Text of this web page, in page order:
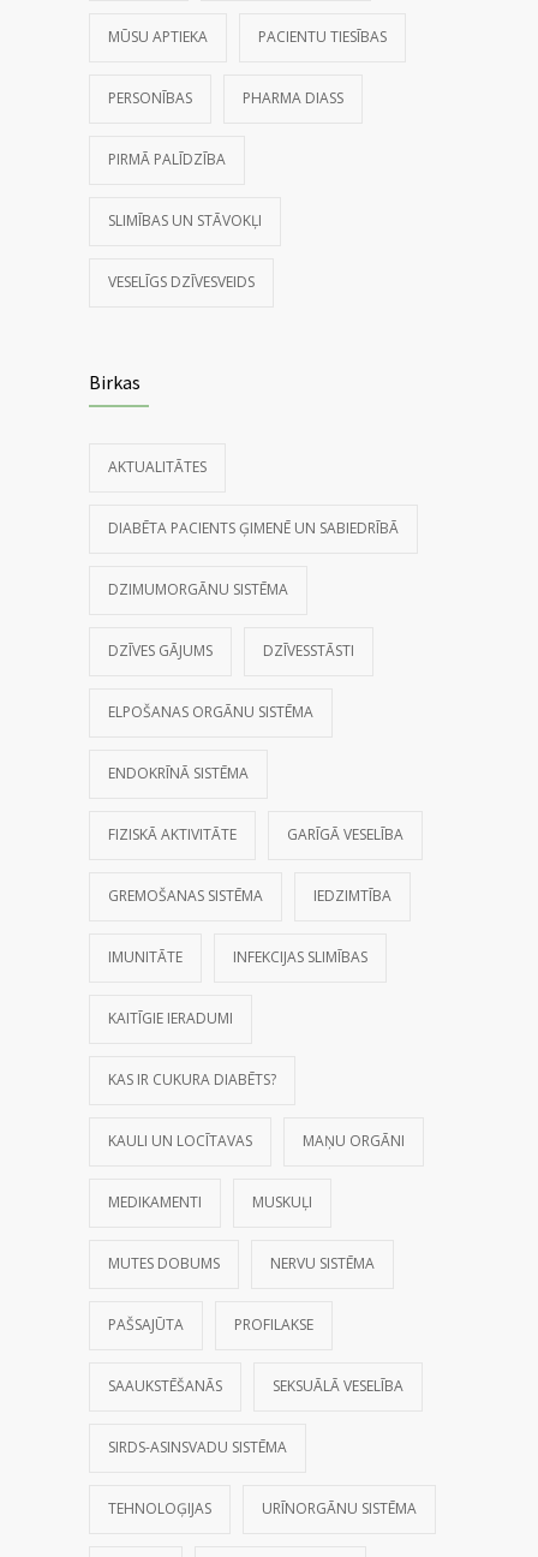
MŪSU APTIEKA PACIENTU TIESĪBAS
PERSONĪBAS PHARMA DIASS
PIRMĀ PALĪDZĪBA
SLIMĪBAS UN STĀVOKĻI
VESELĪGS DZĪVESVEIDS
Birkas
AKTUALITĀTES
DIABĒTA PACIENTS ĢIMENĒ UN SABIEDRĪBĀ
DZIMUMORGĀNU SISTĒMA
DZĪVES GĀJUMS DZĪVESSTĀSTI
ELPOŠANAS ORGĀNU SISTĒMA
ENDOKRĪNĀ SISTĒMA
FIZISKĀ AKTIVITĀTE GARĪGĀ VESELĪBA
GREMOŠANAS SISTĒMA IEDZIMTĪBA
IMUNITĀTE INFEKCIJAS SLIMĪBAS
KAITĪGIE IERADUMI
KAS IR CUKURA DIABĒTS?
KAULI UN LOCĪTAVAS MAŅU ORGĀNI
MEDIKAMENTI MUSKUĻI
MUTES DOBUMS NERVU SISTĒMA
PAŠSAJŪTA PROFILAKSE
SAAUKSTĒŠANĀS SEKSUĀLĀ VESELĪBA
SIRDS-ASINSVADU SISTĒMA
TEHNOLOĢIJAS URĪNORGĀNU SISTĒMA